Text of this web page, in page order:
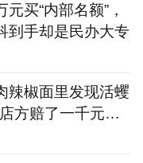
买“内部名额”，
到手却是民办大专
辣椒面里发现活蠼
方赔了一千元又